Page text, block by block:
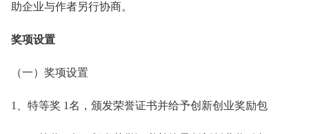
助企业与作者另行协商。
奖项设置
（一）奖项设置
1、特等奖 1名，颁发荣誉证书并给予创新创业奖励包